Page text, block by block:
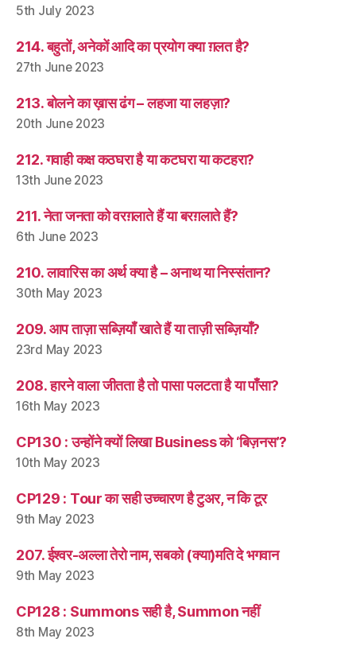
5th July 2023
214. बहुतों, अनेकों आदि का प्रयोग क्या ग़लत है?
27th June 2023
213. बोलने का ख़ास ढंग – लहजा या लहज़ा?
20th June 2023
212. गवाही कक्ष कठघरा है या कटघरा या कटहरा?
13th June 2023
211. नेता जनता को वरग़लाते हैं या बरग़लाते हैं?
6th June 2023
210. लावारिस का अर्थ क्या है – अनाथ या निस्संतान?
30th May 2023
209. आप ताज़ा सब्ज़ियाँ खाते हैं या ताज़ी सब्ज़ियाँ?
23rd May 2023
208. हारने वाला जीतता है तो पासा पलटता है या पाँसा?
16th May 2023
CP130 : उन्होंने क्यों लिखा Business को ‘बिज़नस’?
10th May 2023
CP129 : Tour का सही उच्चारण है टुअर, न कि टूर
9th May 2023
207. ईश्वर-अल्ला तेरो नाम, सबको (क्या)मति दे भगवान
9th May 2023
CP128 : Summons सही है, Summon नहीं
8th May 2023